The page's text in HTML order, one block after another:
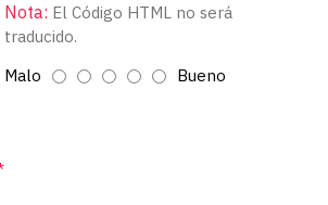
Nota: El Código HTML no será
traducido.
Malo Bueno